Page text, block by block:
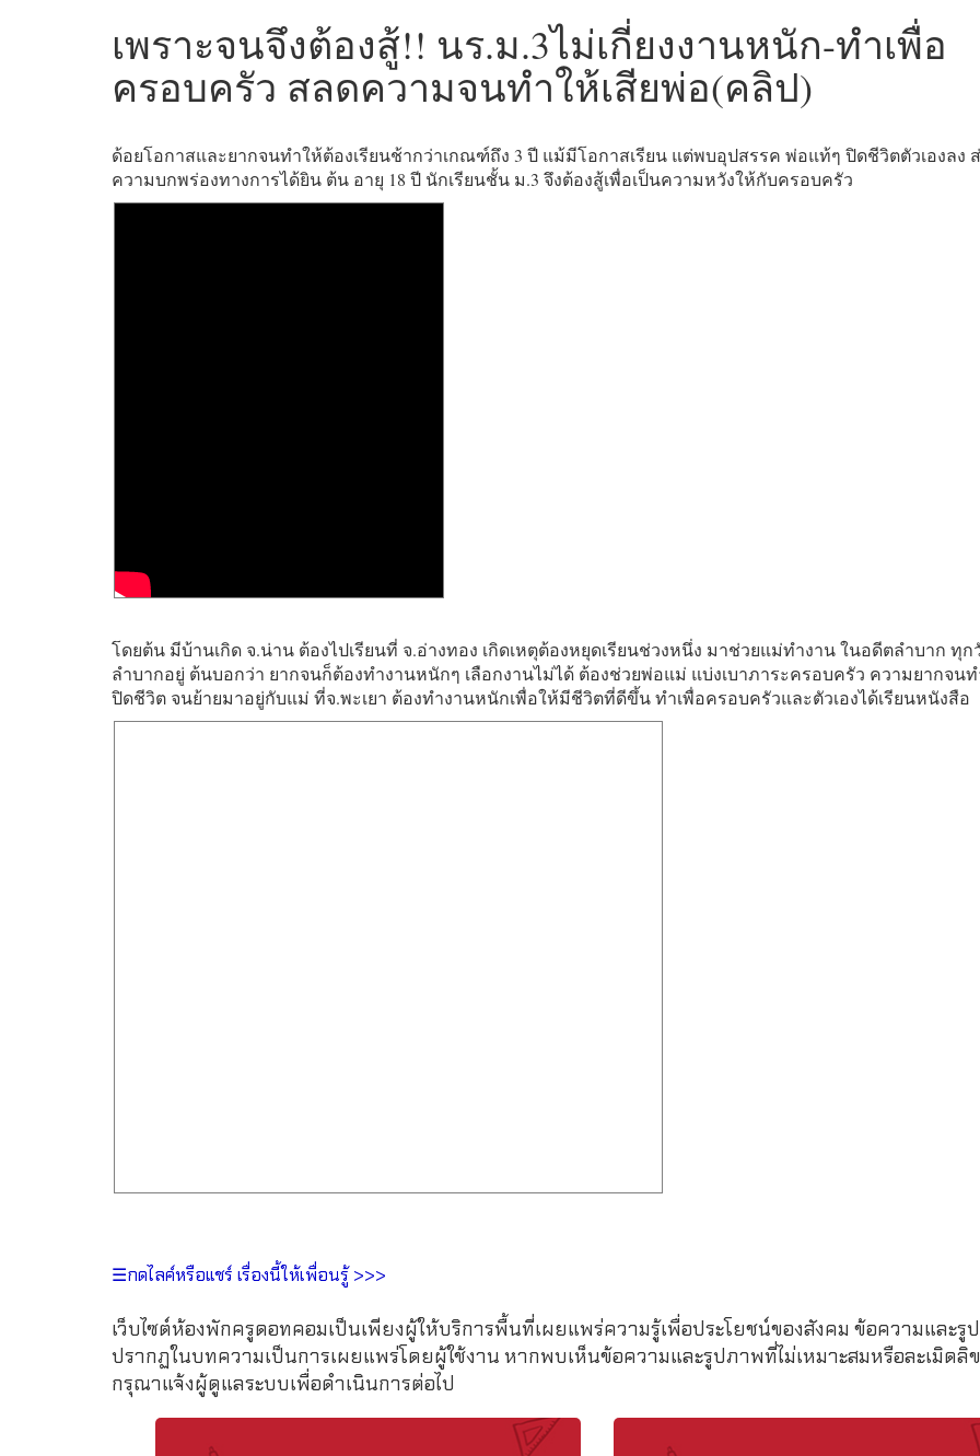
เพราะจนจึงต้องสู้!! นร.ม.3ไม่เกี่ยงงานหนัก-ทำเพื่อ
ครอบครัว สลดความจนทำให้เสียพ่อ(คลิป)
ด้อยโอกาสและยากจนทำให้ต้องเรียนช้ากว่าเกณฑ์ถึง 3 ปี แม้มีโอกาสเรียน แต่พบอุปสรรค พ่อแท้ๆ ปิดชีวิตตัวเองลง
ความบกพร่องทางการได้ยิน ต้น อายุ 18 ปี นักเรียนชั้น ม.3 จึงต้องสู้เพื่อเป็นความหวังให้กับครอบครัว
โดยต้น มีบ้านเกิด จ.น่าน ต้องไปเรียนที่ จ.อ่างทอง เกิดเหตุต้องหยุดเรียนช่วงหนึ่ง มาช่วยแม่ทำงาน ในอดีตลำบาก ทุก
ลำบากอยู่ ต้นบอกว่า ยากจนก็ต้องทำงานหนักๆ เลือกงานไม่ได้ ต้องช่วยพ่อแม่ แบ่งเบาภาระครอบครัว ความยากจน
ปิดชีวิต จนย้ายมาอยู่กับแม่ ที่จ.พะเยา ต้องทำงานหนักเพื่อให้มีชีวิตที่ดีขึ้น ทำเพื่อครอบครัวและตัวเองได้เรียนหนังสือ
☰กดไลค์หรือแชร์ เรื่องนี้ให้เพื่อนรู้ >>>
เว็บไซต์ห้องพักครูดอทคอมเป็นเพียงผู้ให้บริการพื้นที่เผยแพร่ความรู้เพื่อประโยชน์ของสังคม ข้อความและรู
ปรากฏในบทความเป็นการเผยแพร่โดยผู้ใช้งาน หากพบเห็นข้อความและรูปภาพที่ไม่เหมาะสมหรือละเมิดลิ
กรุณาแจ้งผู้ดูแลระบบเพื่อดำเนินการต่อไป